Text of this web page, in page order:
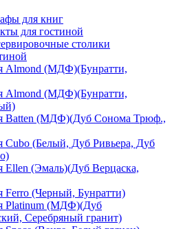
для книг
для гостиной
столики
Almond (МДФ)(Бунратти,
Almond (МДФ)(Бунратти,
Batten (МДФ)(Дуб Сонома Трюф.,
Cubo (Белый, Дуб Ривьера, Дуб
Ellen (Эмаль)(Дуб Верцаска,
Ferro (Черный, Бунратти)
Platinum (МДФ)(Дуб
Серебряный гранит)